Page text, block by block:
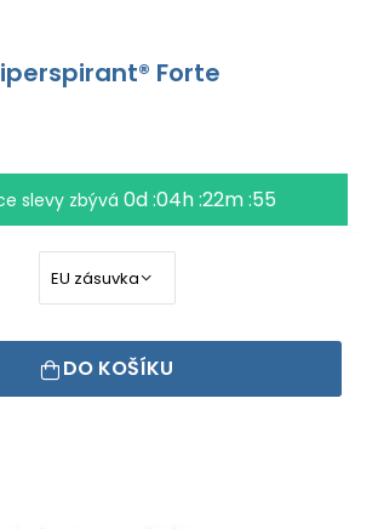
Forte
slevy zbývá 0d :04h :22m :55
DO KOŠÍKU